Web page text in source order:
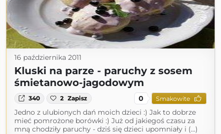
16 października 2011
Kluski na parze - paruchy z sosem
śmietanowo-jagodowym
340 2 Zapisz 0 Smakowite
Jedno z ulubionych dań moich dzieci :) Jak to dobrze
mieć pomrożone borówki :) Już od jakiegoś czasu za
mną chodziły paruchy - dziś się dzieci upomniały i (...)